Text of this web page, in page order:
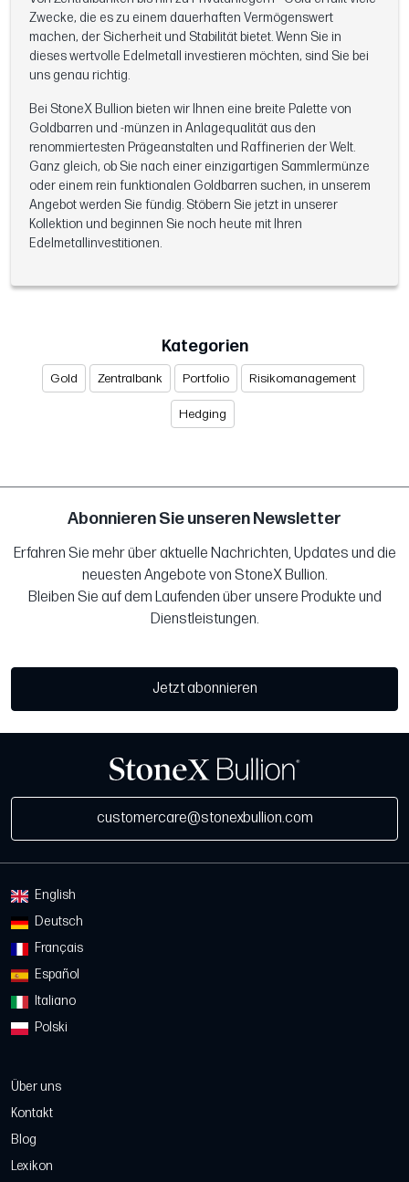
Zwecke, die es zu einem dauerhaften Vermögenswert
machen, der Sicherheit und Stabilität bietet. Wenn Sie in
dieses wertvolle Edelmetall investieren möchten, sind Sie bei
uns genau richtig.
Bei StoneX Bullion bieten wir Ihnen eine breite Palette von
Goldbarren und -münzen in Anlagequalität aus den
renommiertesten Prägeanstalten und Raffinerien der Welt.
Ganz gleich, ob Sie nach einer einzigartigen Sammlermünze
oder einem rein funktionalen Goldbarren suchen, in unserem
Angebot werden Sie fündig. Stöbern Sie jetzt in unserer
Kollektion und beginnen Sie noch heute mit Ihren
Edelmetallinvestitionen.
Kategorien
Gold Zentralbank Portfolio Risikomanagement
Hedging
Abonnieren Sie unseren Newsletter
Erfahren Sie mehr über aktuelle Nachrichten, Updates und die
neuesten Angebote von StoneX Bullion.
Bleiben Sie auf dem Laufenden über unsere Produkte und
Dienstleistungen.
Jetzt abonnieren
customercare@stonexbullion.com
English
Deutsch
Français
Español
Italiano
Polski
Über uns
Kontakt
Blog
Lexikon